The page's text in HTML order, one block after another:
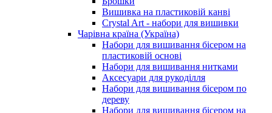
Вишивка на пластиковій канві
Crystal Art - набори для вишивки
Чарівна країна (Україна)
Набори для вишивання бісером на
пластиковій основі
Набори для вишивання нитками
Аксесуари для рукоділля
Набори для вишивання бісером по
дереву
Набори для вишивання бісером на